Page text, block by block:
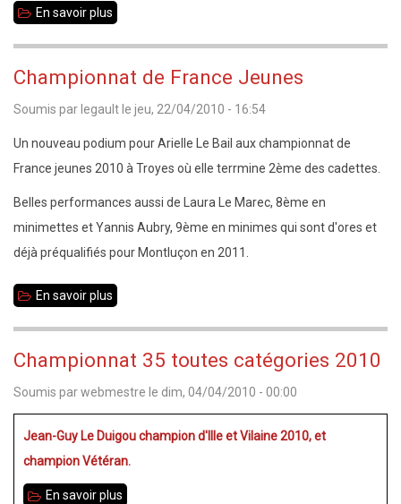
En savoir plus
Guichen
Championnat de France Jeunes
Soumis par legault le jeu, 22/04/2010 - 16:54
Un nouveau podium pour Arielle Le Bail aux championnat de
France jeunes 2010 à Troyes où elle terrmine 2ème des cadettes.
Belles performances aussi de Laura Le Marec, 8ème en
minimettes et Yannis Aubry, 9ème en minimes qui sont d'ores et
déjà préqualifiés pour Montluçon en 2011.
En savoir plus
France
Jeunes
Championnat 35 toutes catégories 2010
Soumis parwebmestre le dim, 04/04/2010 - 00:00
Jean-Guy Le Duigou champion d'Ille et Vilaine 2010, et
champion Vétéran.
En savoir plus